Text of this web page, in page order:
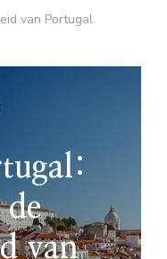
van Portugal
van